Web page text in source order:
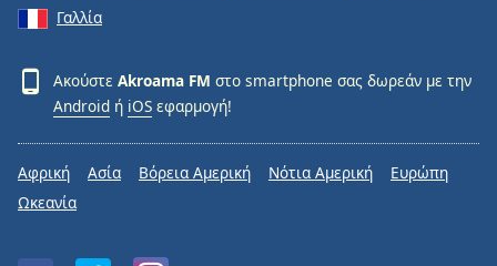
Γαλλία
Ακούστε Akroama FM στο smartphone σας δωρεάν με την
Android ή iOS εφαρμογή!
Αφρική Ασία Βόρεια Αμερική Νότια Αμερική
Ευρώπη
Ωκεανία